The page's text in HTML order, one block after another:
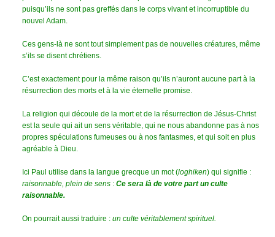
puisqu’ils ne sont pas greffés dans le corps vivant et incorruptible du
nouvel Adam.
Ces gens-là ne sont tout simplement pas de nouvelles créatures, même
s’ils se disent chrétiens.
C’est exactement pour la même raison qu’ils n’auront aucune part à la
résurrection des morts et à la vie éternelle promise.
La religion qui découle de la mort et de la résurrection de Jésus-Christ
est la seule qui ait un sens véritable, qui ne nous abandonne pas à nos
propres spéculations fumeuses ou à nos fantasmes, et qui soit en plus
agréable à Dieu.
Ici Paul utilise dans la langue grecque un mot (loghiken) qui signifie :
raisonnable, plein de sens : Ce sera là de votre part un culte
raisonnable.
On pourrait aussi traduire : un culte véritablement spirituel.